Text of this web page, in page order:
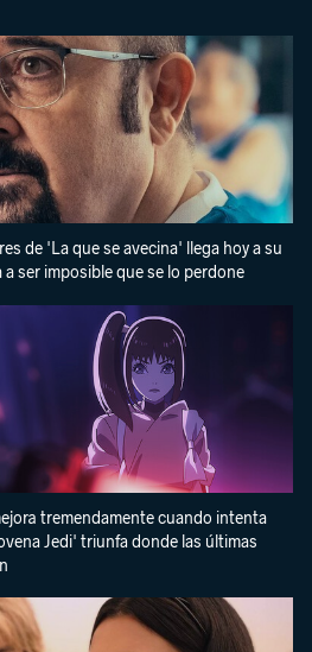
de 'La que se avecina' llega hoy a su
ser imposible que se lo perdone
tremendamente cuando intenta
Jedi' triunfa donde las últimas